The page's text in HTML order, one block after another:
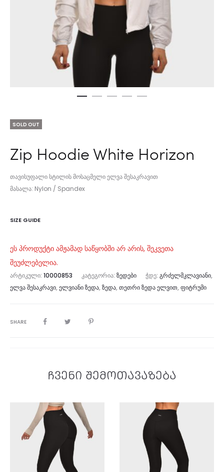
SOLD OUT
Zip Hoodie White Horizon
თავისუფალი სტილის მოსაცმელი ელვა შესაკრავით
მასალა: Nylon / Spandex
SIZE GUIDE
ეს პროდუქტი ამჟამად საწყობში არ არის, შეკვეთა
შეუძლებელია.
ᲐᲠᲢᲘᲙᲣᲚᲘ: 10000853 ᲙᲐᲢᲔᲒᲝᲠᲘᲐ: ᲖᲔᲓᲔᲑᲘ ᲭᲓᲔ: ᲒᲠᲫᲔᲚᲛᲙᲚᲐᲕᲘᲐᲜᲘ,
ᲔᲚᲕᲐ ᲨᲔᲡᲐᲙᲠᲐᲕᲘ, ᲔᲚᲕᲘᲐᲜᲘ ᲖᲔᲓᲐ, ᲖᲔᲓᲐ, ᲗᲔᲗᲠᲘ ᲖᲔᲓᲐ ᲔᲚᲕᲘᲗ, ᲤᲘᲢᲠᲣᲛᲘ
SHARE
ჩვენი შემოთავაზება